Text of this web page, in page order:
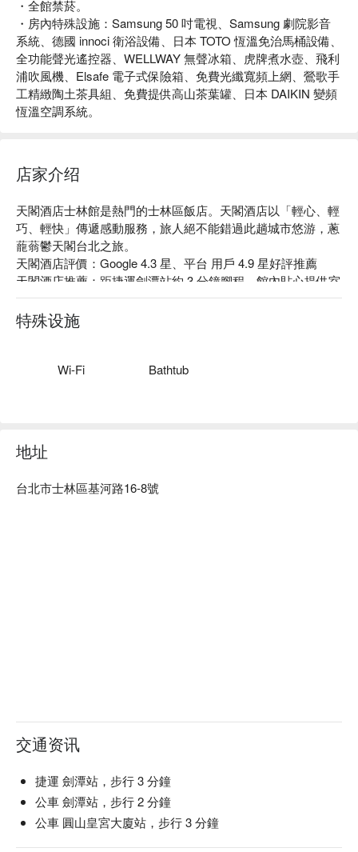
・全館禁菸。
・房內特殊設施：Samsung 50 吋電視、Samsung 劇院影音
系統、德國 innoci 衛浴設備、日本 TOTO 恆溫免治馬桶設備、
全功能聲光遙控器、WELLWAY 無聲冰箱、虎牌煮水壺、飛利
浦吹風機、Elsafe 電子式保險箱、免費光纖寬頻上網、鶯歌手
工精緻陶土茶具組、免費提供高山茶葉罐、日本 DAIKIN 變頻
恆溫空調系統。
店家介绍
天閣酒店士林館是熱門的士林區飯店。天閣酒店以「輕心、輕
巧、輕快」傳遞感動服務，旅人絕不能錯過此趟城市悠游，蔥
蘢蓊鬱天閣台北之旅。
天閣酒店評價：Google 4.3 星、平台 用戶 4.9 星好評推薦
天閣酒店推薦：距捷運劍潭站約 3 分鐘腳程。館內貼心提供室
外泳池及公共休息區，而房內呈現舒適溫和的現代感美學，簡
約卻不失格調。
天閣酒店士林館優惠、天閣酒店士林館住宿方案、天閣酒店士
特殊设施
Wi-Fi Bathtub
地址
台北市士林區基河路16-8號
交通资讯
捷運 劍潭站，步行 3 分鐘
公車 劍潭站，步行 2 分鐘
公車 圓山皇宮大廈站，步行 3 分鐘